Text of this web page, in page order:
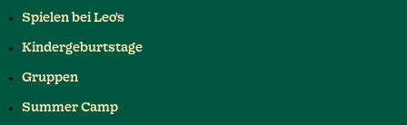
Spielen bei Leo's
Kindergeburtstage
Gruppen
Summer Camp